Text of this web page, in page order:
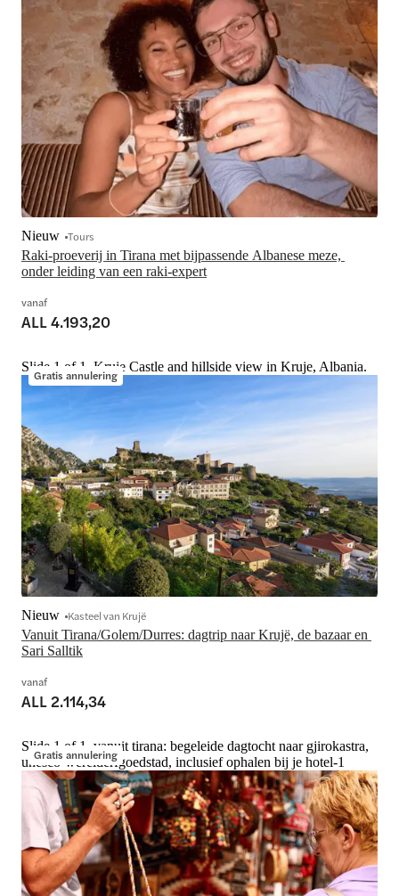
Raki-proeverij in Tirana met bijpassende Albanese meze,
onder leiding van een raki-expert
Nieuw Tours
vanaf
ALL 4.193,20
Gratis annulering
Slide 1 of 1, Kruje Castle and hillside view in Kruje, Albania.
Vanuit Tirana/Golem/Durres: dagtrip naar Krujë, de bazaar en
Sari Salltik
Nieuw Kasteel van Krujë
vanaf
ALL 2.114,34
Gratis annulering
Slide 1 of 1, vanuit tirana: begeleide dagtocht naar gjirokastra,
unesco-werelderfgoedstad, inclusief ophalen bij je hotel-1